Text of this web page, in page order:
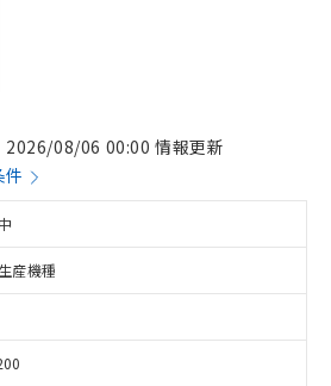
2026/08/06 00:00 情報更新
件
産機種